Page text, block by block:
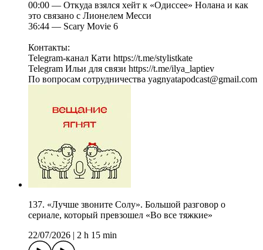
00:00 — Откуда взялся хейт к «Одиссее» Нолана и как
это связано с Лионелем Месси
36:44 — Scary Movie 6
Контакты:
Telegram-канал Кати https://t.me/stylistkate
Telegram Ильи для связи https://t.me/ilya_laptiev
По вопросам сотрудничества yagnyatapodcast@gmail.com
137. «Лучше звоните Солу». Большой разговор о
сериале, который превзошел «Во все тяжкие»
22/07/2026
2 h 15 min